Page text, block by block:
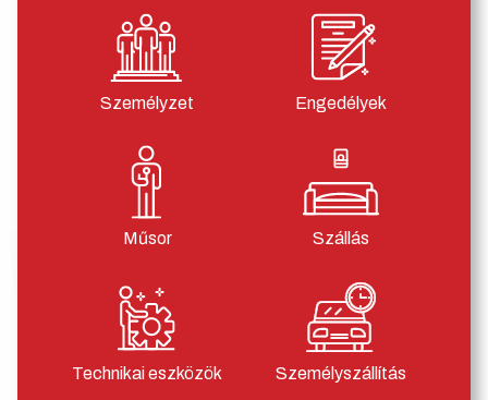
Személyzet Engedélyek
Műsor Szállás
Technikai eszközök Személyszállítás